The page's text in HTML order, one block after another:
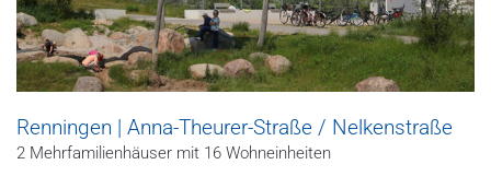
Renningen | Anna-Theurer-Straße / Nelkenstraße
2 Mehrfamilienhäuser mit 16 Wohneinheiten